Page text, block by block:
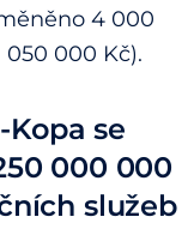
4 000
000 Kč).
se
000 000
služeb